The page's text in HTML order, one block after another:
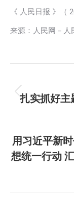
《 人民日报 》（
来源：人民网－人
章
航
扎实抓好主
用习近平新
想统一行动